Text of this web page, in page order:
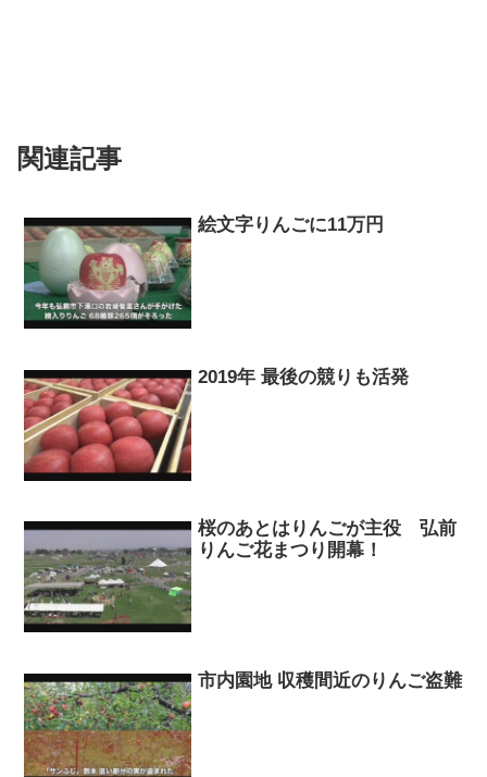
関連記事
絵文字りんごに11万円
2019年 最後の競りも活発
桜のあとはりんごが主役 弘前
りんご花まつり開幕！
市内園地 収穫間近のりんご盗難